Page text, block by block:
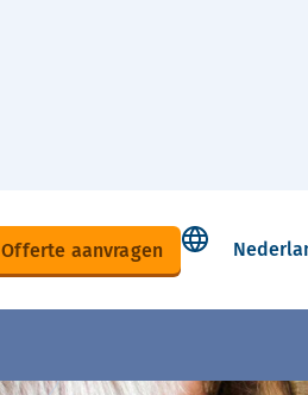
Offerte aanvragen
Select language